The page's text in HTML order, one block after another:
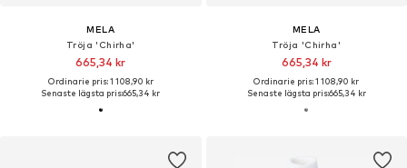
MELA
Tröja 'Chirha'
665,34 kr
Ordinarie pris: 1 108,90 kr
Senaste lägsta pris:665,34 kr
MELA
Tröja 'Chirha'
665,34 kr
Ordinarie pris: 1 108,90 kr
Senaste lägsta pris:665,34 kr